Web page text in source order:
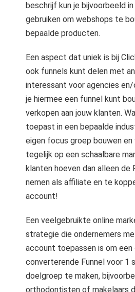
beschrijf kun je bijvoorbeeld
gebruiken om webshops te
bepaalde producten.
Een aspect dat uniek is bij
ook funnels kunt delen met
interessant voor agencies
je hiermee een funnel kunt
verkopen aan jouw klanten.
toepast in een bepaalde
eigen focus groep bouwen en
tegelijk op een schaalbare
klanten hoeven dan alleen de
nemen als affiliate en te
account!
Een veelgebruikte online
strategie die ondernemers
account toepassen is om een
converterende Funnel voor 1
doelgroep te maken,
orthodontisten of makelaars